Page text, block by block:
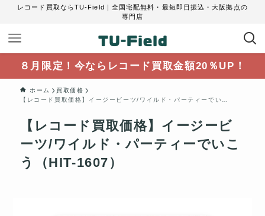
レコード買取ならTU-Field｜全国宅配無料・最短即日振込・大阪拠点の
専門店
８月限定！今ならレコード買取金額20％UP！
ホーム
買取価格
【レコード買取価格】イージービーツ/ワイルド・パーティーでいこう（HIT-1607）
【レコード買取価格】イージービ
ーツ/ワイルド・パーティーでいこ
う（HIT-1607）